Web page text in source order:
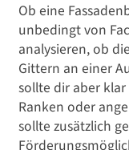
Ob eine
unbedingt von
analysieren, ob
Gittern an einer
sollte dir aber
Ranken oder
sollte zusätzlich